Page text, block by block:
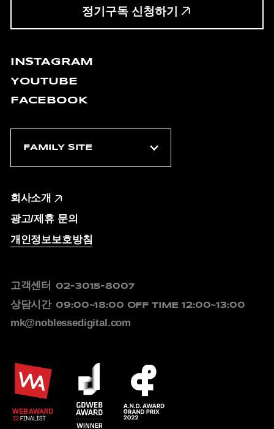
정기구독 신청하기
INSTAGRAM
YOUTUBE
FACEBOOK
회사소개
광고/제휴 문의
개인정보보호방침
고객센터 02-3015-8007
상담시간 09:00~18:00 OFF TIME 12:00~13:00
mk@noblessedigital.com